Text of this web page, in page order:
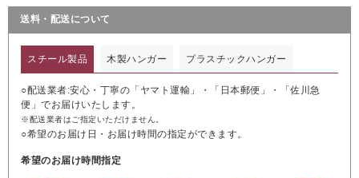
送料・配送について
スチール製品 木製ハンガー プラスチックハンガー
○配送業者:安心・丁寧の「ヤマト運輸」・「日本郵便」・「佐川急
便」でお届けいたします。
※配送業者はご指定いただけません。
○希望のお届け日・お届け時間の指定ができます。
希望のお届け時間指定